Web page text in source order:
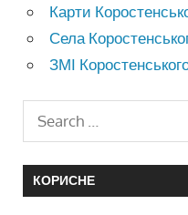
Карти
Села
ЗМІ
КОРИСНЕ